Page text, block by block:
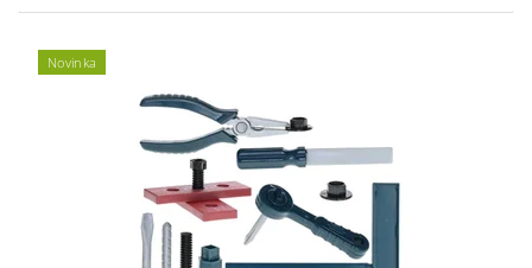
Novinka